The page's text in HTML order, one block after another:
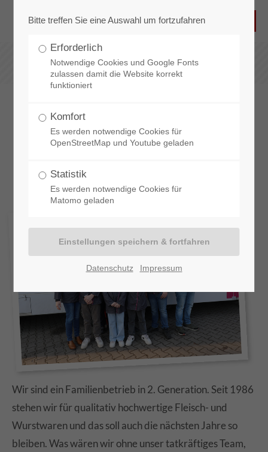
GEMEINSAM GROSSARTIG
UNSER
Wir sind ein Familienbetrieb in 2. Generation. Seit 1986
stehen wir für qualitativ hochwertige Fleisch- und
Wurstwaren und das soll auch die nächsten Jahre so
bleiben. Was wären wir ohne unser tatkräftiges Team,
Bitte treffen Sie eine Auswahl um fortzufahren
Erforderlich
Notwendige Cookies und Google Fonts
zulassen damit die Website korrekt
funktioniert
Komfort
Es werden notwendige Cookies für
OpenStreetMap und Youtube geladen
Statistik
Es werden notwendige Cookies für
Matomo geladen
Datenschutz Impressum